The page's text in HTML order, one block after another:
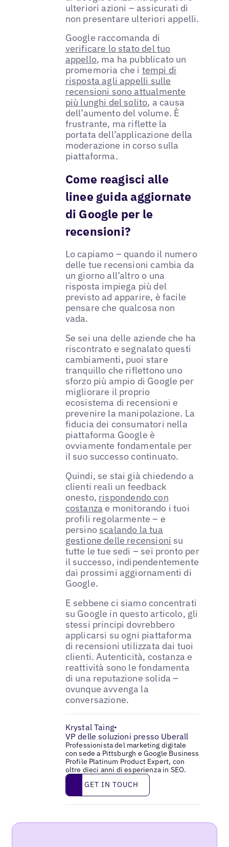
ulteriori azioni – assicurati di
non presentare ulteriori appelli.
Google raccomanda di
verificare lo stato del tuo
appello, ma ha pubblicato un
promemoria che i tempi di
risposta agli appelli sulle
recensioni sono attualmente
più lunghi del solito, a causa
dell’aumento del volume. È
frustrante, ma riflette la
portata dell’applicazione della
moderazione in corso sulla
piattaforma.
Come reagisci alle
linee guida aggiornate
di Google per le
recensioni?
Lo capiamo – quando il numero
delle tue recensioni cambia da
un giorno all’altro o una
risposta impiega più del
previsto ad apparire, è facile
pensare che qualcosa non
vada.
Se sei una delle aziende che ha
riscontrato e segnalato questi
cambiamenti, puoi stare
tranquillo che riflettono uno
sforzo più ampio di Google per
migliorare il proprio
ecosistema di recensioni e
prevenire la manipolazione. La
fiducia dei consumatori nella
piattaforma Google è
ovviamente fondamentale per
il suo successo continuato.
Quindi, se stai già chiedendo a
clienti reali un feedback
onesto, rispondendo con
costanza e monitorando i tuoi
profili regolarmente – e
persino scalando la tua
gestione delle recensioni su
tutte le tue sedi – sei pronto per
il successo, indipendentemente
dai prossimi aggiornamenti di
Google.
E sebbene ci siamo concentrati
su Google in questo articolo, gli
stessi principi dovrebbero
applicarsi su ogni piattaforma
di recensioni utilizzata dai tuoi
clienti. Autenticità, costanza e
reattività sono le fondamenta
di una reputazione solida –
ovunque avvenga la
conversazione.
Krystal Taing•
VP delle soluzioni presso Uberall
Professionista del marketing digitale
con sede a Pittsburgh e Google Business
Profile Platinum Product Expert, con
oltre dieci anni di esperienza in SEO.
Get in touch
GET IN TOUCH